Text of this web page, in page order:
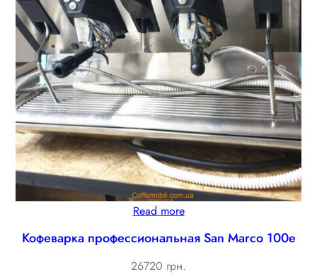
Read more
Кофеварка профессиональная San Marco 100e
26720 грн.